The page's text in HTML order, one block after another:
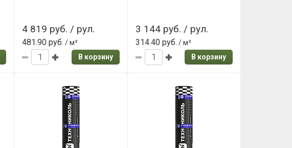
4 819 руб. / рул.
481.90 руб. / м²
В корзину
3 144 руб. / рул.
314.40 руб. / м²
В корзину